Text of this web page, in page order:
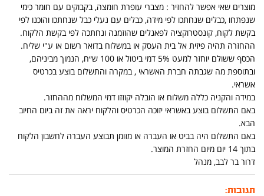
מוצרים שאי אפשר להחזיר : מצברי עופרת חומצה, בקבוקים עם חומר כימי
שנפתחו ,כבלים שנחתכו לפי מידה, כבלים עם נעלי כבל שנחתכו והוכנו לפי
בקשת לקוח, קונסטרוקציה לפאנלים שהוזמנה ונחתכה לפי בקשת הלקוח.
ההחזרה תהיה פיזית אל בית העסק או במשלוח בדואר רשום או ע"י שליח.
הכסף ששולם יוחזר למעט 5% דמי ביטול או 100 ש״ח, הנמוך מביניהם,
ובתוספת מה שגבתה חברת האשראי , במקרה והתשלום בוצע בכרטיס
אשראי.
במידה והקניה כללה משלוח או הובלה יקוזזו דמי המשלוח מההחזר.
באם התשלום בוצע באשראי יזוכה הכרטיס והלקוח יראה את זה ביום החיוב
הבא.
באם התשלום היה בביט או העברה או מזומן תבוצע העברה לחשבון הלקוח
בתוך 14 יום מיום החזרת המוצר.
דרור בר לבב, מנהל
תגובות: